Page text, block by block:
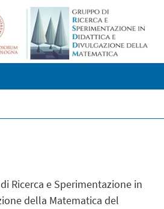
Ricerca e Sperimentazione in
della Matematica del